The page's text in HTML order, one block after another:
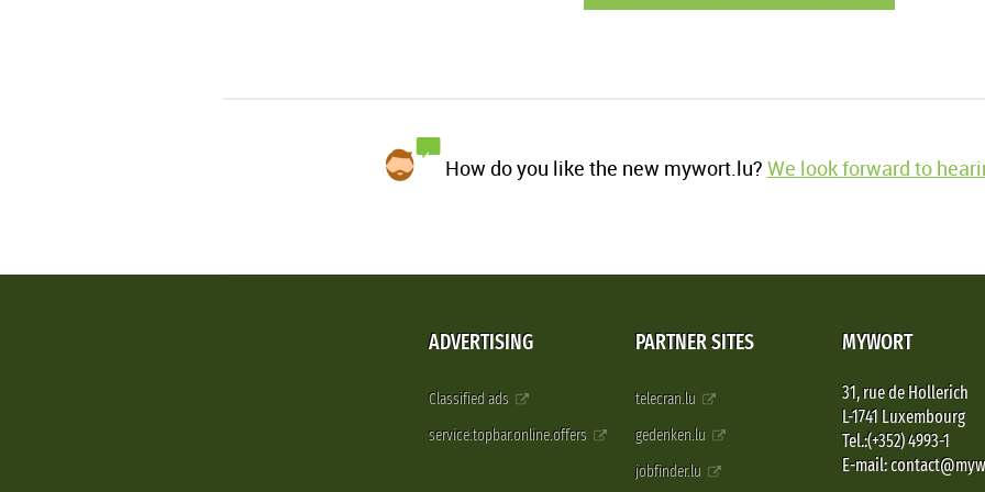
How do you like the new mywort.lu? We look forward to
ADVERTISING
Classified ads
service.topbar.online.offers
PARTNER SITES
telecran.lu
gedenken.lu
jobfinder.lu
MYWORT
31, rue de Hollerich
L-1741 Luxembourg
Tel.:(+352) 4993-1
E-mail: